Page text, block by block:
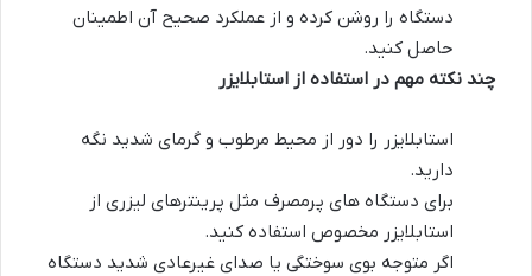
دستگاه را روشن کرده و از عملکرد صحیح آن اطمینان
حاصل کنید.
چند نکته مهم در استفاده از استابلایزر
استابلایزر را دور از محیط مرطوب و گرمای شدید نگه
دارید.
برای دستگاه های پرمصرف مثل پرینترهای لیزری از
استابلایزر مخصوص استفاده کنید.
اگر متوجه بوی سوختگی یا صدای غیرعادی شدید دستگاه